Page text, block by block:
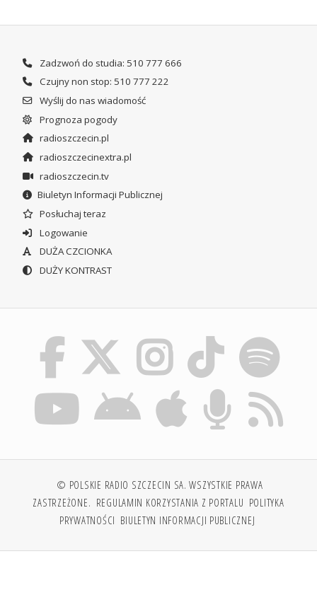
Zadzwoń do studia: 510 777 666
Czujny non stop: 510 777 222
Wyślij do nas wiadomość
Prognoza pogody
radioszczecin.pl
radioszczecinextra.pl
radioszczecin.tv
Biuletyn Informacji Publicznej
Posłuchaj teraz
Logowanie
DUŻA CZCIONKA
DUŻY KONTRAST
© POLSKIE RADIO SZCZECIN SA. WSZYSTKIE PRAWA
ZASTRZEŻONE. REGULAMIN KORZYSTANIA Z PORTALU POLITYKA
PRYWATNOŚCI BIULETYN INFORMACJI PUBLICZNEJ